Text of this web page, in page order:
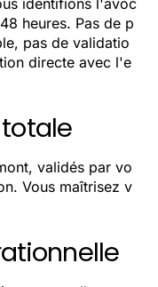
identifions l'avoc
heures. Pas de p
pas de validatio
directe avec l'e
validés par vo
Vous maîtrisez v